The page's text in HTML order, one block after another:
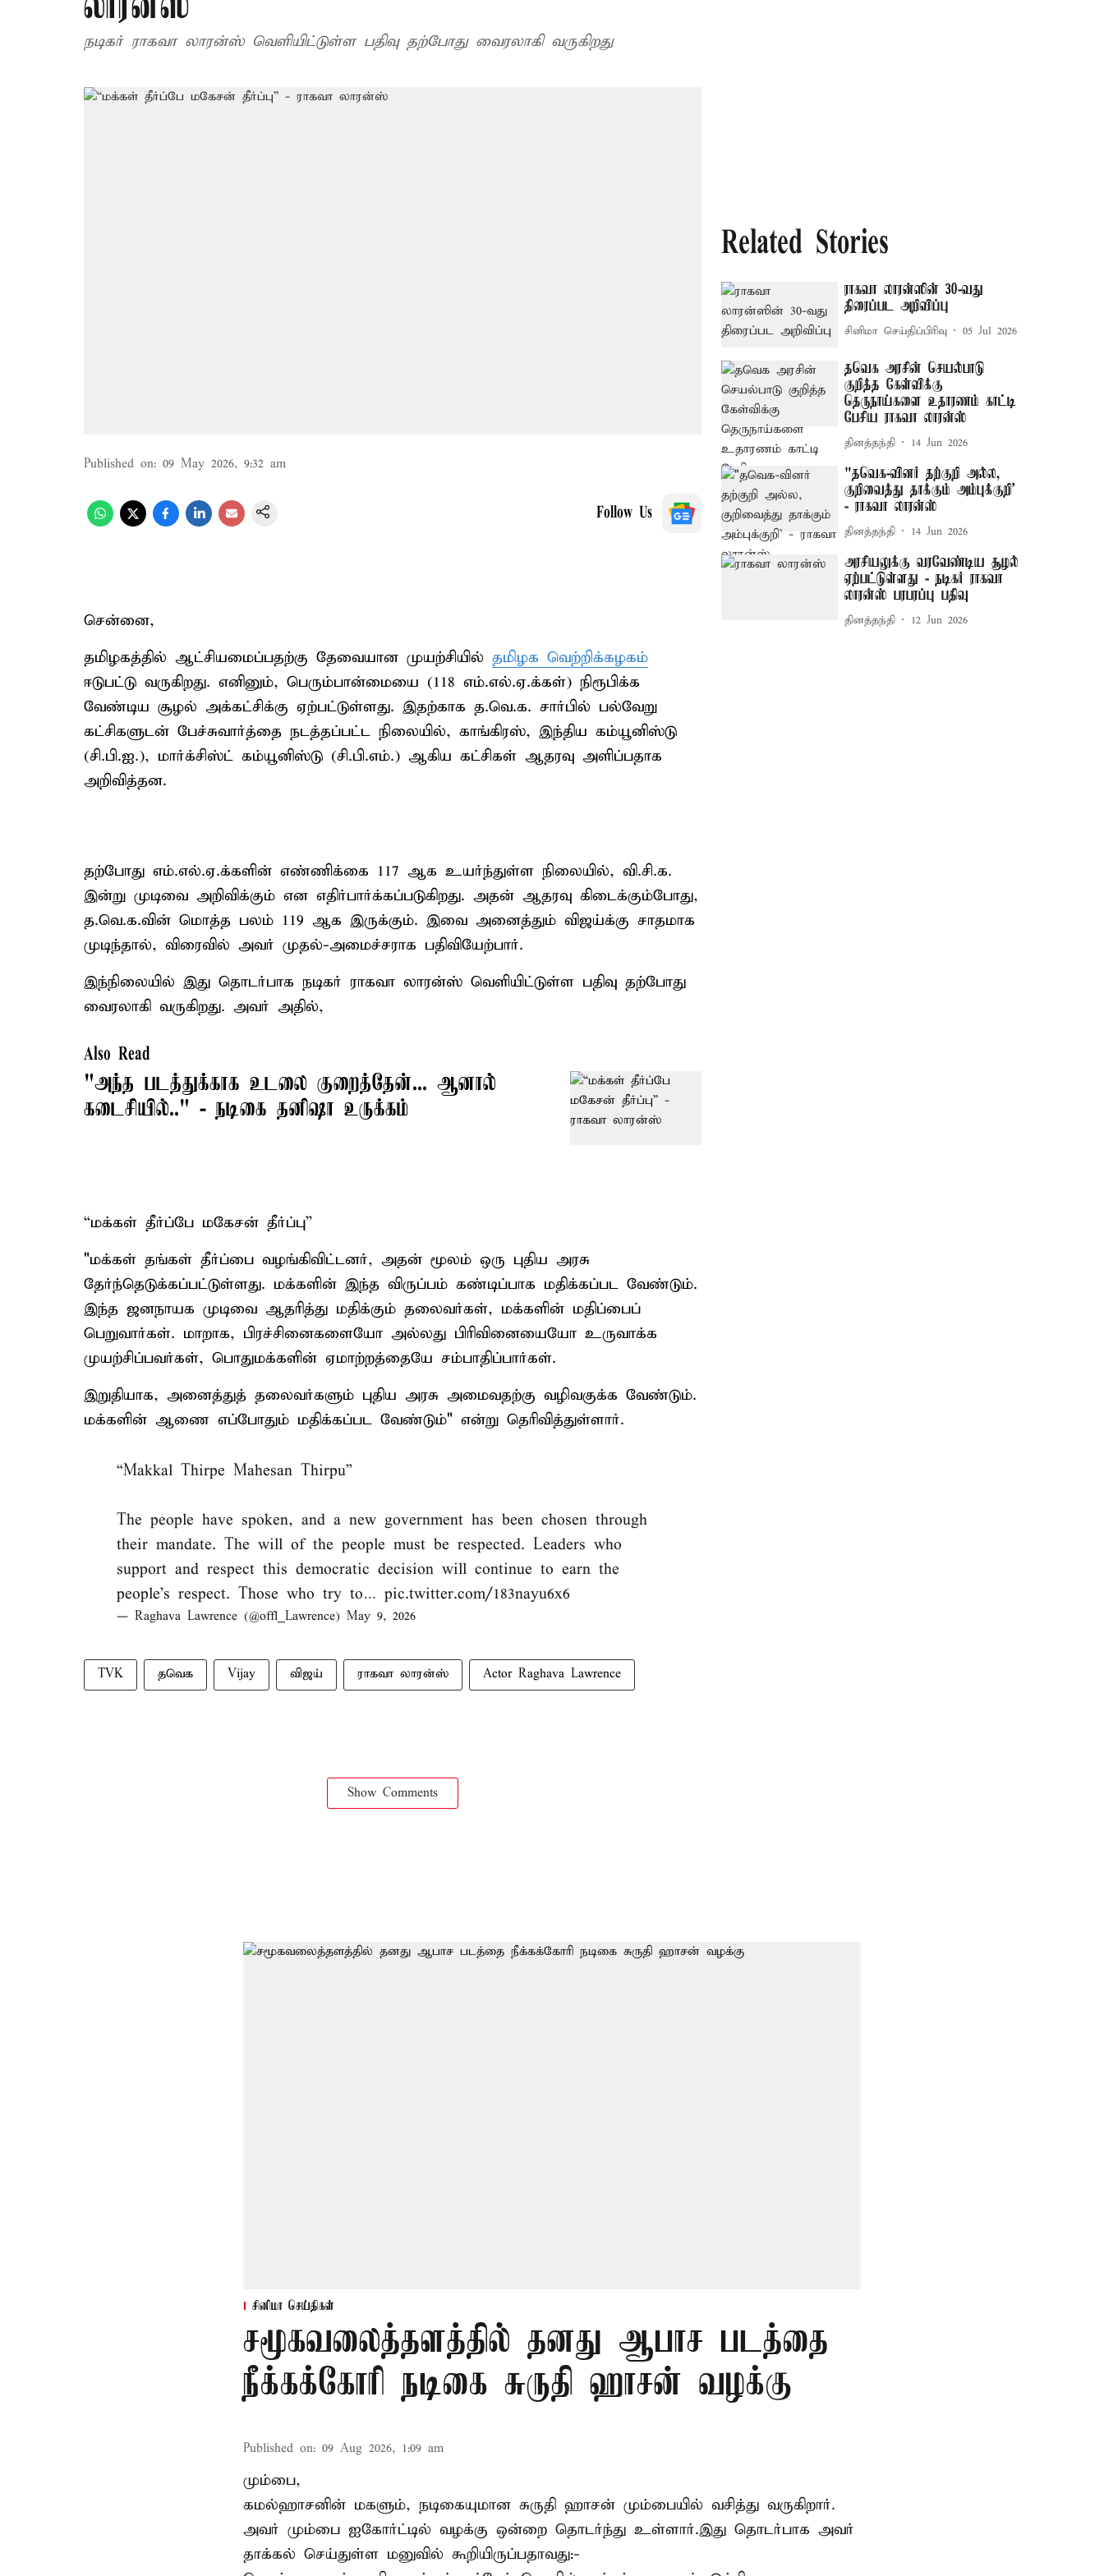
நடிகர் ராகவா லாரன்ஸ் வெளியிட்டுள்ள பதிவு தற்போது வைரலாகி வருகிறது
Published on: 09 May 2026, 9:32 am
Follow Us
சென்னை,
தமிழகத்தில் ஆட்சியமைப்பதற்கு தேவையான முயற்சியில் தமிழக வெற்றிக்கழகம்
ஈடுபட்டு வருகிறது. எனினும், பெரும்பான்மையை (118 எம்.எல்.ஏ.க்கள்) நிரூபிக்க
வேண்டிய சூழல் அக்கட்சிக்கு ஏற்பட்டுள்ளது. இதற்காக த.வெ.க. சார்பில் பல்வேறு
கட்சிகளுடன் பேச்சுவார்த்தை நடத்தப்பட்ட நிலையில், காங்கிரஸ், இந்திய கம்யூனிஸ்டு
(சி.பி.ஐ.), மார்க்சிஸ்ட் கம்யூனிஸ்டு (சி.பி.எம்.) ஆகிய கட்சிகள் ஆதரவு அளிப்பதாக
அறிவித்தன.
தற்போது எம்.எல்.ஏ.க்களின் எண்ணிக்கை 117 ஆக உயர்ந்துள்ள நிலையில், வி.சி.க.
இன்று முடிவை அறிவிக்கும் என எதிர்பார்க்கப்படுகிறது. அதன் ஆதரவு கிடைக்கும்போது,
த.வெ.க.வின் மொத்த பலம் 119 ஆக இருக்கும். இவை அனைத்தும் விஜய்க்கு சாதமாக
முடிந்தால், விரைவில் அவர் முதல்-அமைச்சராக பதிவியேற்பார்.
இந்நிலையில் இது தொடர்பாக நடிகர் ராகவா லாரன்ஸ் வெளியிட்டுள்ள பதிவு தற்போது
வைரலாகி வருகிறது. அவர் அதில்,
Also Read
"அந்த படத்துக்காக உடலை குறைத்தேன்... ஆனால்
கடைசியில்.." - நடிகை தனிஷா உருக்கம்
``மக்கள் தீர்ப்பே மகேசன் தீர்ப்பு''
"மக்கள் தங்கள் தீர்ப்பை வழங்கிவிட்டனர், அதன் மூலம் ஒரு புதிய அரசு
தேர்ந்தெடுக்கப்பட்டுள்ளது. மக்களின் இந்த விருப்பம் கண்டிப்பாக மதிக்கப்பட வேண்டும்.
இந்த ஜனநாயக முடிவை ஆதரித்து மதிக்கும் தலைவர்கள், மக்களின் மதிப்பைப்
பெறுவார்கள். மாறாக, பிரச்சினைகளையோ அல்லது பிரிவினையையோ உருவாக்க
முயற்சிப்பவர்கள், பொதுமக்களின் ஏமாற்றத்தையே சம்பாதிப்பார்கள்.
இறுதியாக, அனைத்துத் தலைவர்களும் புதிய அரசு அமைவதற்கு வழிவகுக்க வேண்டும்.
மக்களின் ஆணை எப்போதும் மதிக்கப்பட வேண்டும்" என்று தெரிவித்துள்ளார்.
“Makkal Thirpe Mahesan Thirpu”
The people have spoken, and a new government has been chosen through
their mandate. The will of the people must be respected. Leaders who
support and respect this democratic decision will continue to earn the
people’s respect. Those who try to… pic.twitter.com/183nayu6x6
— Raghava Lawrence (@offl_Lawrence) May 9, 2026
TVK தவெக Vijay விஜய் ராகவா லாரன்ஸ் Actor Raghava Lawrence
Show Comments
Related Stories
ராகவா லாரன்ஸின் 30-வது
திரைப்பட அறிவிப்பு
சினிமா செய்திப்பிரிவு 05 Jul 2026
தவெக அரசின் செயல்பாடு
குறித்த கேள்விக்கு
தெருநாய்களை உதாரணம் காட்டி
பேசிய ராகவா லாரன்ஸ்
தினத்தந்தி 14 Jun 2026
"தவெக-வினர் தற்குறி அல்ல,
குறிவைத்து தாக்கும் அம்புக்குறி'
- ராகவா லாரன்ஸ்
தினத்தந்தி 14 Jun 2026
அரசியலுக்கு வரவேண்டிய சூழல்
ஏற்பட்டுள்ளது - நடிகர் ராகவா
லாரன்ஸ் பரபரப்பு பதிவு
தினத்தந்தி 12 Jun 2026
சினிமா செய்திகள்
சமூகவலைத்தளத்தில் தனது ஆபாச படத்தை
நீக்கக்கோரி நடிகை சுருதி ஹாசன் வழக்கு
Published on: 09 Aug 2026, 1:09 am
மும்பை,
கமல்ஹாசனின் மகளும், நடிகையுமான சுருதி ஹாசன் மும்பையில் வசித்து வருகிறார்.
அவர் மும்பை ஐகோர்ட்டில் வழக்கு ஒன்றை தொடர்ந்து உள்ளார்.இது தொடர்பாக அவர்
தாக்கல் செய்துள்ள மனுவில் கூறியிருப்பதாவது:-